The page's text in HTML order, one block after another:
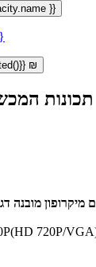
}}
₪
תכונות